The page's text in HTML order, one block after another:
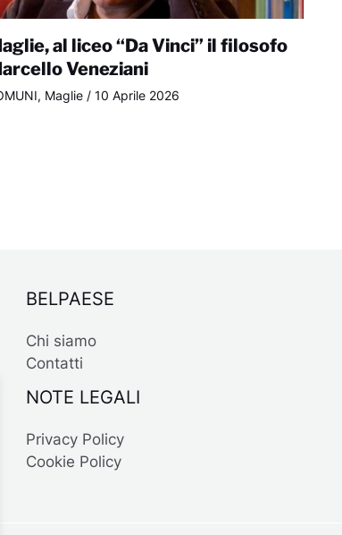
al liceo “Da Vinci” il filosofo
Veneziani
, Maglie / 10 Aprile 2026
BELPAESE
Chi siamo
Contatti
NOTE LEGALI
Privacy Policy
Cookie Policy